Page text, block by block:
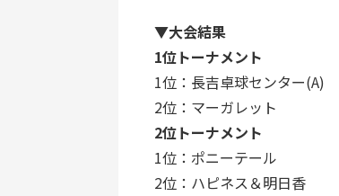
▼大会結果
1位トーナメント
1位：長吉卓球センター(A)
2位：マーガレット
2位トーナメント
1位：ポニーテール
2位：ハピネス＆明日香